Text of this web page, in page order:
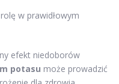
w prawidłowym
efekt niedoborów
potasu może prowadzić